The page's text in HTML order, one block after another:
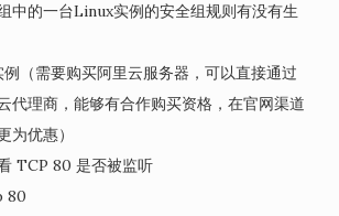
中的一台Linux实例的安全组规则有没有生
（需要购买阿里云服务器，可以直接通过
代理商，能够有合作购买资格，在官网渠道
为优惠）
TCP 80 是否被监听
80